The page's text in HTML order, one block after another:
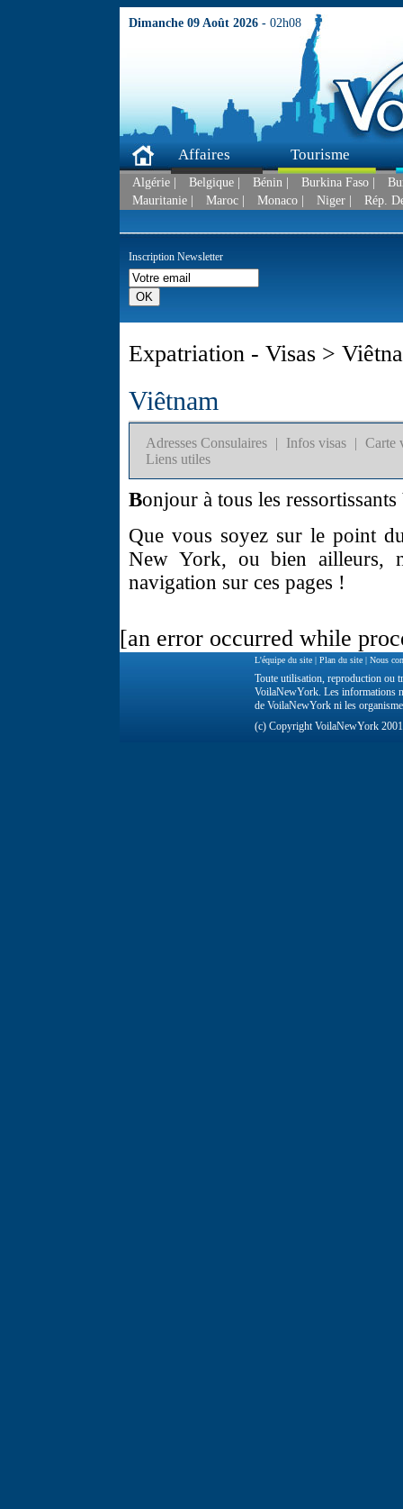
Dimanche 09 Août 2026 - 02h08
Affaires Tourisme
Algérie | Belgique | Bénin | Burkina Faso |
Mauritanie |
Maroc | Monaco | Niger | Rép.
Inscription Newsletter
Expatriation - Visas >
Viêtnam
Adresses Consulaires | Infos visas | Carte
Liens utiles
Bonjour à tous les
Que vous soyez sur le point
New York, ou bien ailleurs,
navigation sur ces pages !
[an error occurred while
L'équipe du site | Plan du site | Nous
Toute utilisation, reproduction ou
VoilaNewYork. Les informations
de VoilaNewYork ni les
(c) Copyright VoilaNewYork